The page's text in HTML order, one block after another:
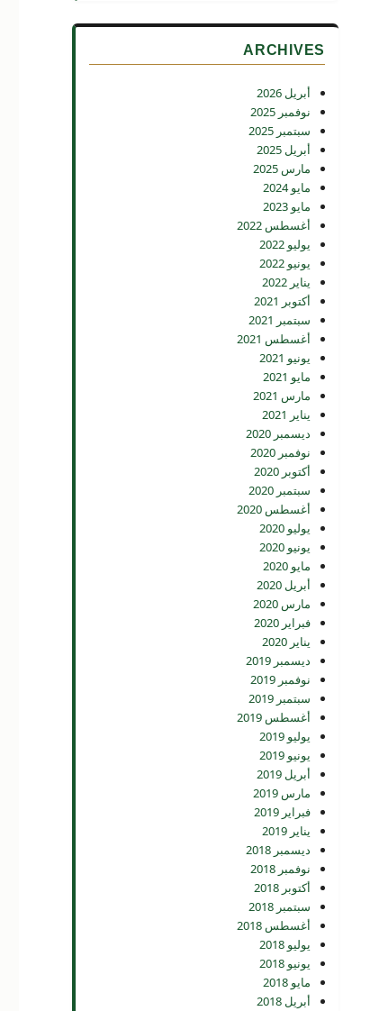
ARCHIVES
أبريل 2026
نوفمبر 2025
سبتمبر 2025
أبريل 2025
مارس 2025
مايو 2024
مايو 2023
أغسطس 2022
يوليو 2022
يونيو 2022
يناير 2022
أكتوبر 2021
سبتمبر 2021
أغسطس 2021
يونيو 2021
مايو 2021
مارس 2021
يناير 2021
ديسمبر 2020
نوفمبر 2020
أكتوبر 2020
سبتمبر 2020
أغسطس 2020
يوليو 2020
يونيو 2020
مايو 2020
أبريل 2020
مارس 2020
فبراير 2020
يناير 2020
ديسمبر 2019
نوفمبر 2019
سبتمبر 2019
أغسطس 2019
يوليو 2019
يونيو 2019
أبريل 2019
مارس 2019
فبراير 2019
يناير 2019
ديسمبر 2018
نوفمبر 2018
أكتوبر 2018
سبتمبر 2018
أغسطس 2018
يوليو 2018
يونيو 2018
مايو 2018
أبريل 2018